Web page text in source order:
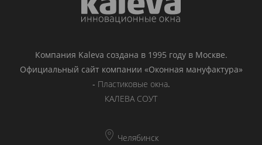
Компания Kaleva создана в 1995 году в Москве.
Официальный сайт компании «Оконная мануфактура»
- Пластиковые окна.
КАЛЕВА СОУТ
Челябинск